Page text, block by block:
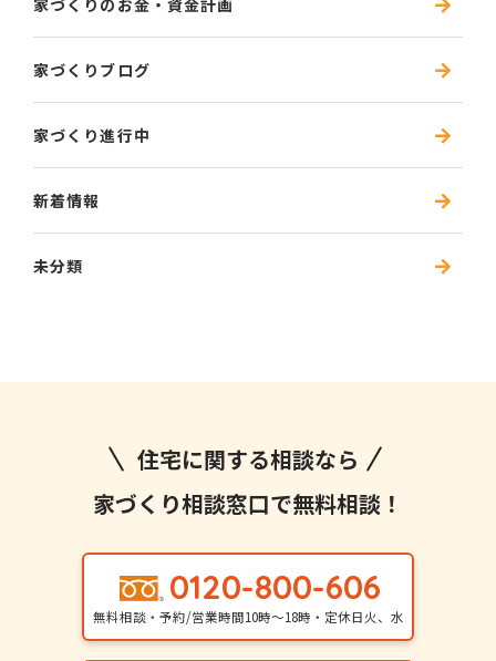
家づくりのお金・資金計画
家づくりブログ
家づくり進行中
新着情報
未分類
住宅に関する相談なら
家づくり相談窓口で無料相談！
0120-800-606
無料相談・予約/営業時間10時〜18時・定休日火、水